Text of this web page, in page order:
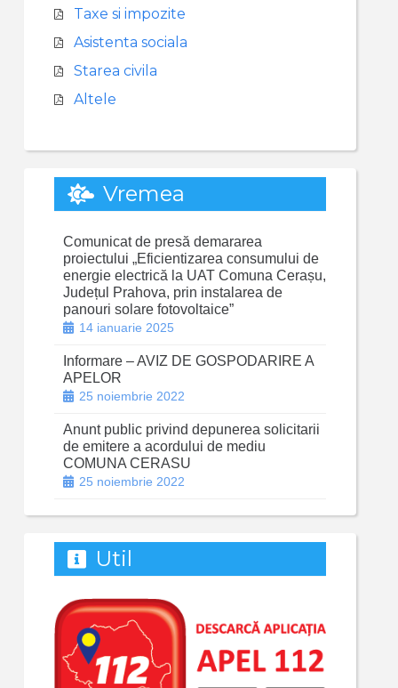
Taxe si impozite
Asistenta sociala
Starea civila
Altele
Vremea
Comunicat de presă demararea
proiectului „Eficientizarea consumului de
energie electrică la UAT Comuna Cerașu,
Județul Prahova, prin instalarea de
panouri solare fotovoltaice”
14 ianuarie 2025
Informare – AVIZ DE GOSPODARIRE A
APELOR
25 noiembrie 2022
Anunt public privind depunerea solicitarii
de emitere a acordului de mediu
COMUNA CERASU
25 noiembrie 2022
Util